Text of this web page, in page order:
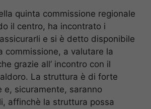
quinta commissione regionale
il centro, ha incontrato i
e si è detto disponibile
commissione, a valutare la
grazie all’ incontro con il
La struttura è di forte
e, sicuramente, saranno
affinchè la struttura possa